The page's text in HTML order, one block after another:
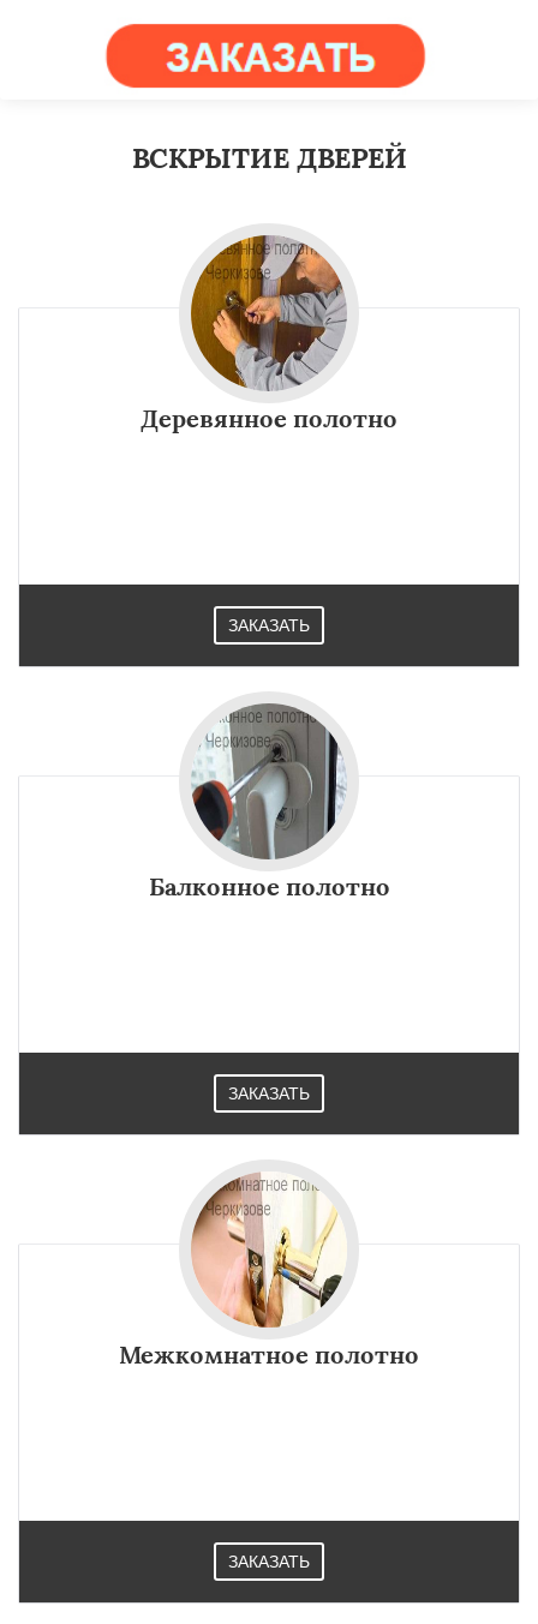
ВСКРЫТИЕ ДВЕРЕЙ
Деревянное полотно
ЗАКАЗАТЬ
Балконное полотно
ЗАКАЗАТЬ
Межкомнатное полотно
ЗАКАЗАТЬ
Даю согласие на обработку персональных данных